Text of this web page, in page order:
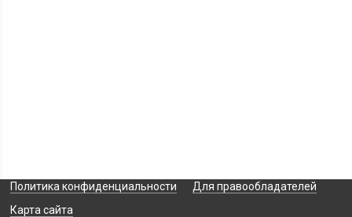
Политика конфиденциальности
Для правообладателей
Карта сайта